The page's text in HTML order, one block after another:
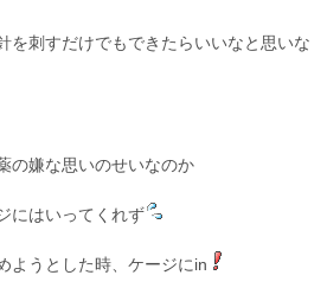
刺すだけでもできたらいいなと思いな
の嫌な思いのせいなのか
にはいってくれず
ようとした時、ケージにin